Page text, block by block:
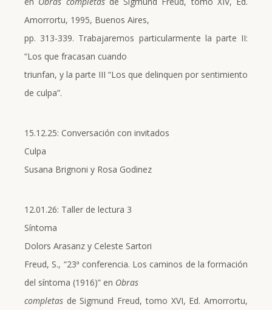
Amorrortu, 1995, Buenos Aires,
pp. 313-339. Trabajaremos particularmente la parte II:
“Los que fracasan cuando
triunfan, y la parte III “Los que delinquen por sentimiento
de culpa”.
15.12.25: Conversación con invitados
Culpa
Susana Brignoni y Rosa Godinez
12.01.26: Taller de lectura 3
Síntoma
Dolors Arasanz y Celeste Sartori
Freud, S., “23ª conferencia. Los caminos de la formación
del síntoma (1916)” en Obras
completas de Sigmund Freud, tomo XVI, Ed. Amorrortu,